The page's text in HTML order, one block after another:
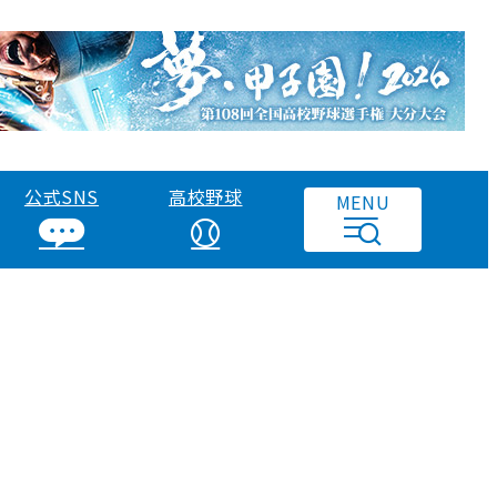
公式SNS 高校野球 MENU